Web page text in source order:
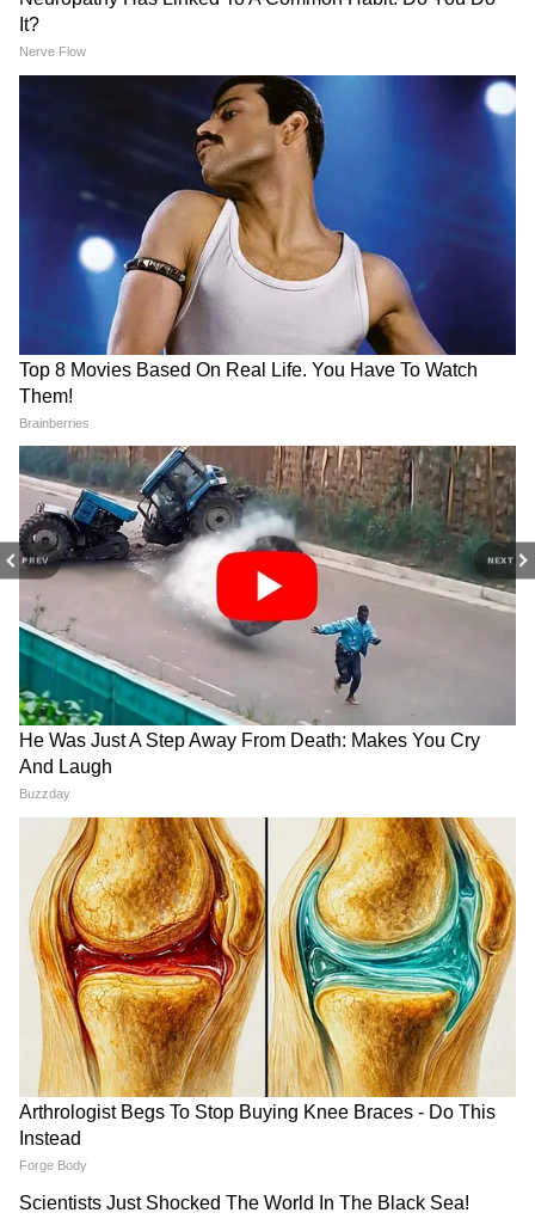
PREV NEXT
আজ চণ্ডীগড় সোনার দাম-
২২ ক্যারেট - প্রতি ১ গ্রামে ১৩,৪৯০
২৪ ক্যারেট- প্রতি ১ গ্রামে ১৪,৭১৫
আজ ভাদোদরা সোনার দাম-
২২ ক্যারেট - প্রতি ১ গ্রামে ১৩,৪৮০
২৪ ক্যারেট- প্রতি ১ গ্রামে ১৪,৭০৫
Related Articles
Iraq: সাংসদের বাড়ি থেকে উদ্ধার ৫৭ মিলিয়ন ডলার,
২৭ কেজি খাঁটি সোনা, মিলল সোনার অন্তর্বাসও
Gold Silver Price: সোনা-রুপোর দামে ধস, ৩৬০০০
টাকা কমেছে সোনার দর! এখন কি বিনিয়োগ করবেন?
3
9